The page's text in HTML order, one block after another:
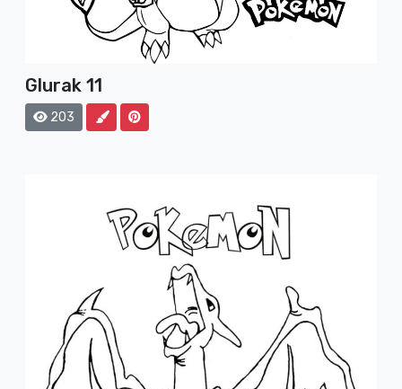
Glurak 11
203